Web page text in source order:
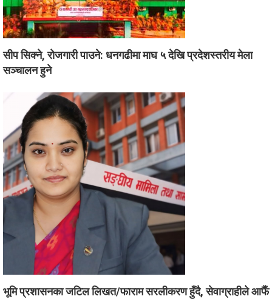
सीप सिक्ने, रोजगारी पाउने: धनगढीमा माघ ५ देखि प्रदेशस्तरीय मेला
सञ्चालन हुने
भूमि प्रशासनका जटिल लिखत/फाराम सरलीकरण हुँदै, सेवाग्राहीले आफैँ